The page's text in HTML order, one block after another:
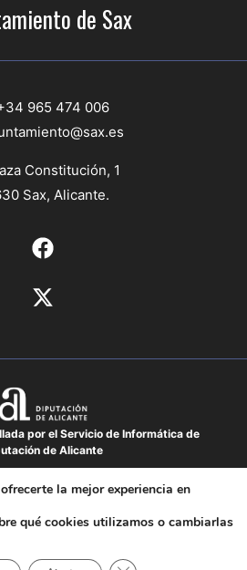
de Sax
965 474 006
Constitución, 1
Sax, Alicante.
por el Servicio de Informática de
de Alicante
Aviso legal
de cookies
la mejor experiencia en
qué cookies utilizamos o cambiarlas